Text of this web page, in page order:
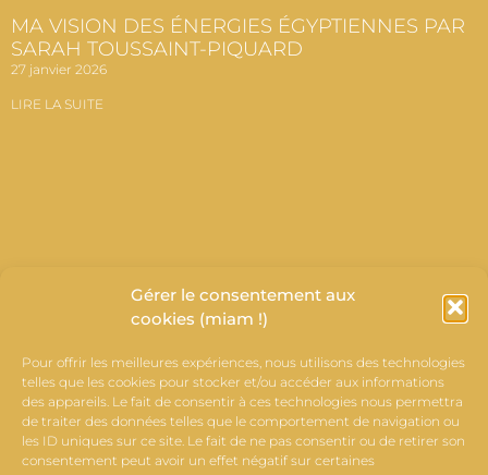
Gérer le consentement aux
cookies (miam !)
Pour offrir les meilleures expériences, nous utilisons des technologies
telles que les cookies pour stocker et/ou accéder aux informations
des appareils. Le fait de consentir à ces technologies nous permettra
de traiter des données telles que le comportement de navigation ou
les ID uniques sur ce site. Le fait de ne pas consentir ou de retirer son
consentement peut avoir un effet négatif sur certaines
MA VISION DES ÉNERGIES ÉGYPTIENNES PAR
SARAH TOUSSAINT-PIQUARD
27 janvier 2026
LIRE LA SUITE
PORTES OUVERTES SAMEDI AU TEMPLE DE